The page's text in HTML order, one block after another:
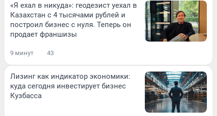
«Я ехал в никуда»: геодезист уехал в
Казахстан с 4 тысячами рублей и
построил бизнес с нуля. Теперь он
продает франшизы
9 минут 43
Лизинг как индикатор экономики:
куда сегодня инвестирует бизнес
Кузбасса